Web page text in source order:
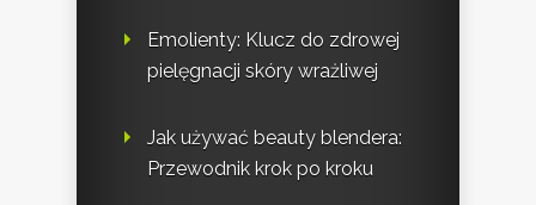
Emolienty: Klucz do zdrowej
pielęgnacji skóry wrażliwej
Jak używać beauty blendera:
Przewodnik krok po kroku